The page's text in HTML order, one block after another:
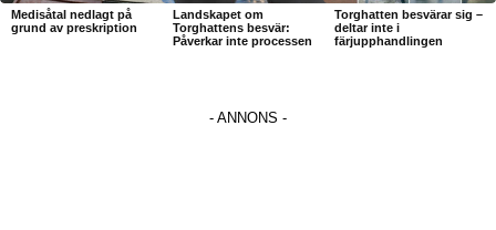
Medisåtal nedlagt på
grund av preskription
Landskapet om
Torghattens besvär:
Påverkar inte processen
Torghatten besvärar sig –
deltar inte i
färjupphandlingen